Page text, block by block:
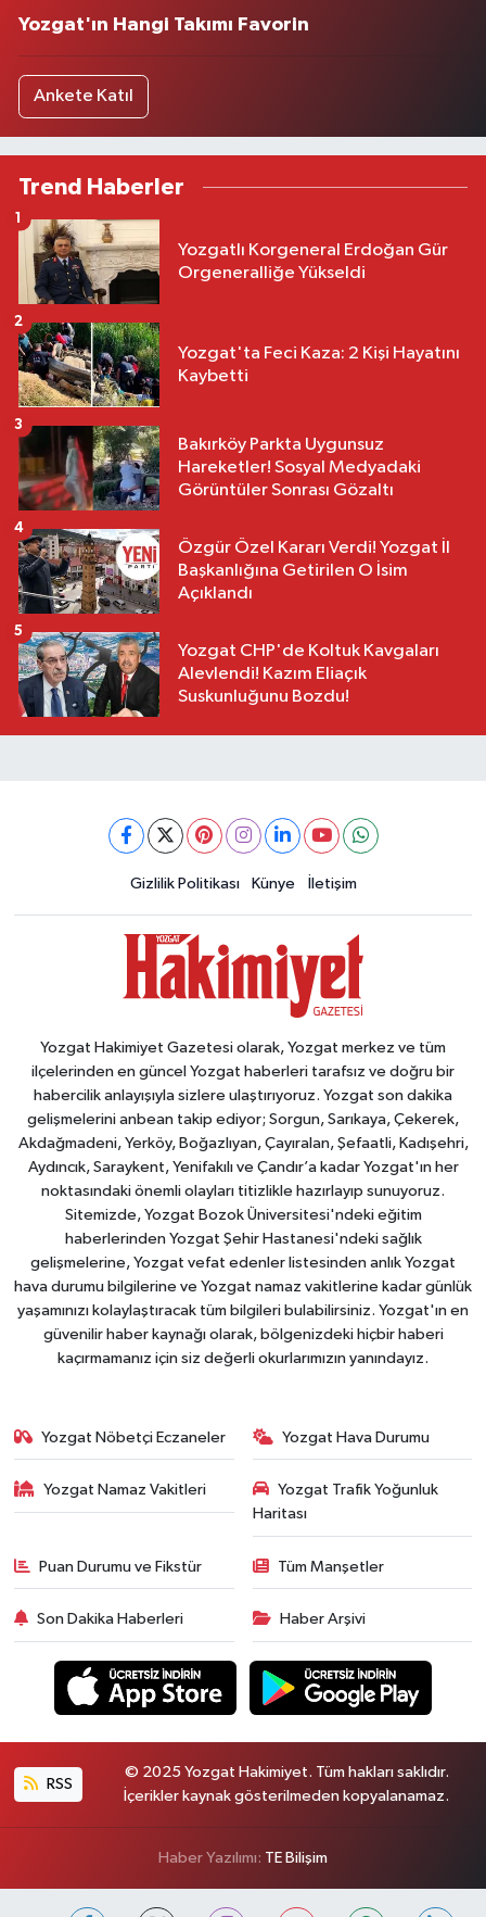
Yozgat'ın Hangi Takımı Favorin
Ankete Katıl
Trend Haberler
Yozgatlı Korgeneral Erdoğan Gür
Orgeneralliğe Yükseldi
1
Yozgat'ta Feci Kaza: 2 Kişi Hayatını
Kaybetti
2
Bakırköy Parkta Uygunsuz
Hareketler! Sosyal Medyadaki
Görüntüler Sonrası Gözaltı
3
Özgür Özel Kararı Verdi! Yozgat İl
Başkanlığına Getirilen O İsim
Açıklandı
4
Yozgat CHP'de Koltuk Kavgaları
Alevlendi! Kazım Eliaçık
Suskunluğunu Bozdu!
5
Gizlilik Politikası Künye İletişim
Yozgat Hakimiyet Gazetesi olarak, Yozgat merkez ve tüm
ilçelerinden en güncel Yozgat haberleri tarafsız ve doğru bir
habercilik anlayışıyla sizlere ulaştırıyoruz. Yozgat son dakika
gelişmelerini anbean takip ediyor; Sorgun, Sarıkaya, Çekerek,
Akdağmadeni, Yerköy, Boğazlıyan, Çayıralan, Şefaatli, Kadışehri,
Aydıncık, Saraykent, Yenifakılı ve Çandır’a kadar Yozgat'ın her
noktasındaki önemli olayları titizlikle hazırlayıp sunuyoruz.
Sitemizde, Yozgat Bozok Üniversitesi'ndeki eğitim
haberlerinden Yozgat Şehir Hastanesi'ndeki sağlık
gelişmelerine, Yozgat vefat edenler listesinden anlık Yozgat
hava durumu bilgilerine ve Yozgat namaz vakitlerine kadar günlük
yaşamınızı kolaylaştıracak tüm bilgileri bulabilirsiniz. Yozgat'ın en
güvenilir haber kaynağı olarak, bölgenizdeki hiçbir haberi
kaçırmamanız için siz değerli okurlarımızın yanındayız.
Yozgat Nöbetçi Eczaneler Yozgat Hava Durumu
Yozgat Namaz Vakitleri
Yozgat Trafik Yoğunluk
Haritası
Puan Durumu ve Fikstür Tüm Manşetler
Son Dakika Haberleri Haber Arşivi
RSS
© 2025 Yozgat Hakimiyet. Tüm hakları saklıdır.
İçerikler kaynak gösterilmeden kopyalanamaz.
Haber Yazılımı: TE Bilişim